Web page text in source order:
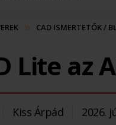
CAD ISMERTETŐK /
Lite az
Kiss Árpád 2026.